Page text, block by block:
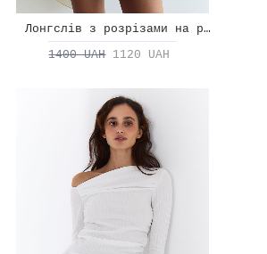
Лонгслів з розрізами на рукавах
1400 UAH 1120 UAH